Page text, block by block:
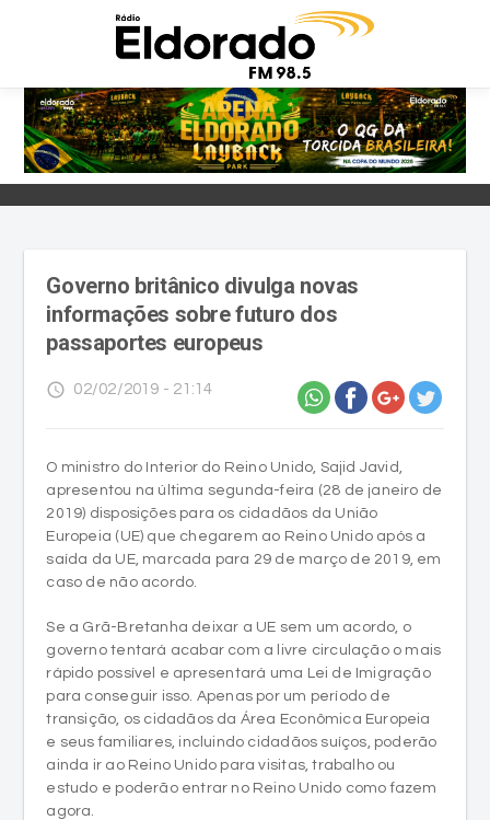
Governo britânico divulga novas
informações sobre futuro dos
passaportes europeus
access_time 02/02/2019 - 21:14
O ministro do Interior do Reino Unido, Sajid Javid,
apresentou na última segunda-feira (28 de janeiro de
2019) disposições para os cidadãos da União
Europeia (UE) que chegarem ao Reino Unido após a
saída da UE, marcada para 29 de março de 2019, em
caso de não acordo.
Se a Grã-Bretanha deixar a UE sem um acordo, o
governo tentará acabar com a livre circulação o mais
rápido possível e apresentará uma Lei de Imigração
para conseguir isso. Apenas por um período de
transição, os cidadãos da Área Econômica Europeia
e seus familiares, incluindo cidadãos suíços, poderão
ainda ir ao Reino Unido para visitas, trabalho ou
estudo e poderão entrar no Reino Unido como fazem
agora.